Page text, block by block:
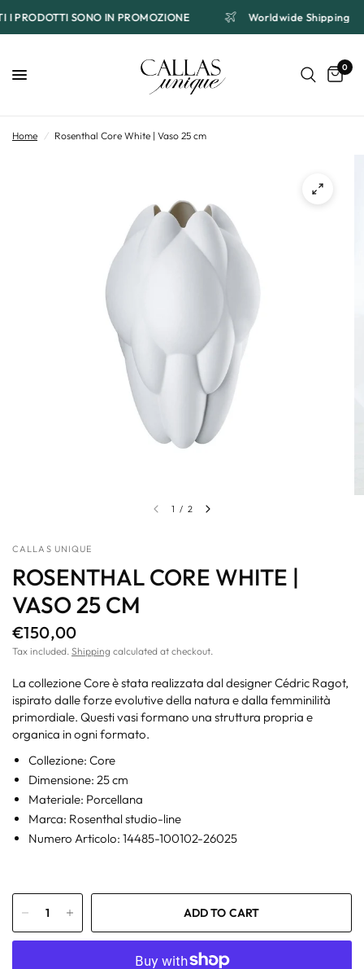
I PRODOTTI SONO IN PROMOZIONE Worldwide Shipping
0
Home / Rosenthal Core White | Vaso 25 cm
1 / 2
CALLAS UNIQUE
ROSENTHAL CORE WHITE |
VASO 25 CM
€150,00
Tax included. Shipping calculated at checkout.
La collezione Core è stata realizzata dal designer Cédric Ragot,
ispirato dalle forze evolutive della natura e dalla femminilità
primordiale. Questi vasi formano una struttura propria e
organica in ogni formato.
Collezione: Core
Dimensione: 25 cm
Materiale: Porcellana
Marca: Rosenthal studio-line
Numero Articolo: 14485-100102-26025
ADD TO CART